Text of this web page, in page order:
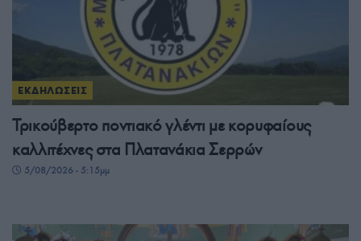
ΕΚΔΗΛΩΣΕΙΣ
Τρικούβερτο ποντιακό γλέντι με κορυφαίους
καλλιτέχνες στα Πλατανάκια Σερρών
5/08/2026 - 5:15μμ